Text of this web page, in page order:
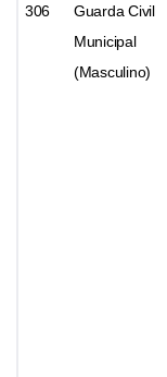
306
Guarda Civil
Municipal
(Masculino)